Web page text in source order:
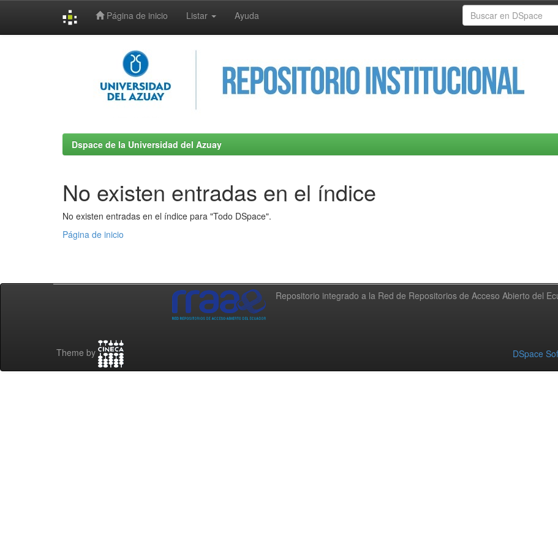
Página de inicio Listar Ayuda
Dspace de la Universidad del Azuay
No existen entradas en el índice
No existen entradas en el índice para "Todo DSpace".
Página de inicio
Repositorio integrado a la Red de Repositorios de Acceso Abierto del
Theme by DSpace